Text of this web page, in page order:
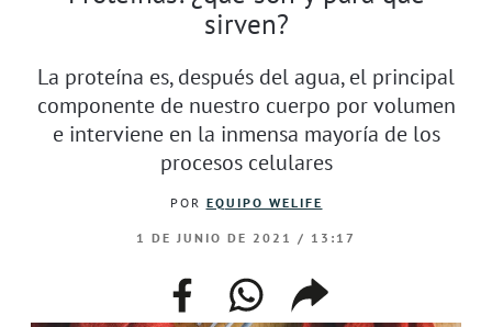
sirven?
La proteína es, después del agua, el principal
componente de nuestro cuerpo por volumen
e interviene en la inmensa mayoría de los
procesos celulares
POR EQUIPO WELIFE
1 DE JUNIO DE 2021 / 13:17
facebookwhatsappcompartir
enlace